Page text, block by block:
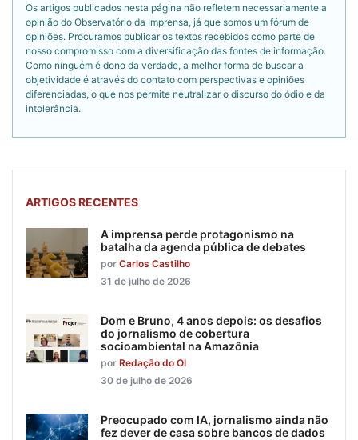
Os artigos publicados nesta página não refletem necessariamente a
opinião do Observatório da Imprensa, já que somos um fórum de
opiniões. Procuramos publicar os textos recebidos como parte de
nosso compromisso com a diversificação das fontes de informação.
Como ninguém é dono da verdade, a melhor forma de buscar a
objetividade é através do contato com perspectivas e opiniões
diferenciadas, o que nos permite neutralizar o discurso do ódio e da
intolerância.
ARTIGOS RECENTES
A imprensa perde protagonismo na
batalha da agenda pública de debates
por Carlos Castilho
31 de julho de 2026
Dom e Bruno, 4 anos depois: os desafios
do jornalismo de cobertura
socioambiental na Amazônia
por Redação do OI
30 de julho de 2026
Preocupado com IA, jornalismo ainda não
fez dever de casa sobre bancos de dados